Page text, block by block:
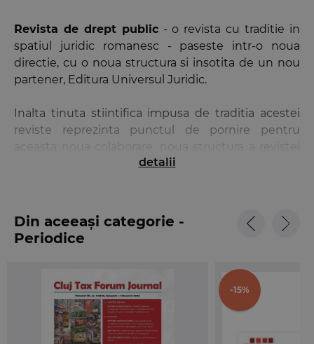
Revista de drept public- o revista cu traditie in
spatiul juridic romanesc - paseste intr-o noua
directie, cu o noua structura si insotita de un nou
partener, Editura Universul Juridic.
Inalta tinuta stiintifica impusa de traditia acestei
reviste reprezinta punctul de pornire pentru
avand la baza o puternica echipa redactionala, care
Colegiul de redactie al revistei Revista de drept
public isi impune autoritatea prin prezenta unor
personalitati marcante in cadrul lumii juridice
Editura Universul Juridic reprezinta un partener de
incredere in aceasta colaborare, contribuind prin
experienta redactionala in domeniul periodicelor,
detalii
Din aceeași categorie -
Periodice
-15%